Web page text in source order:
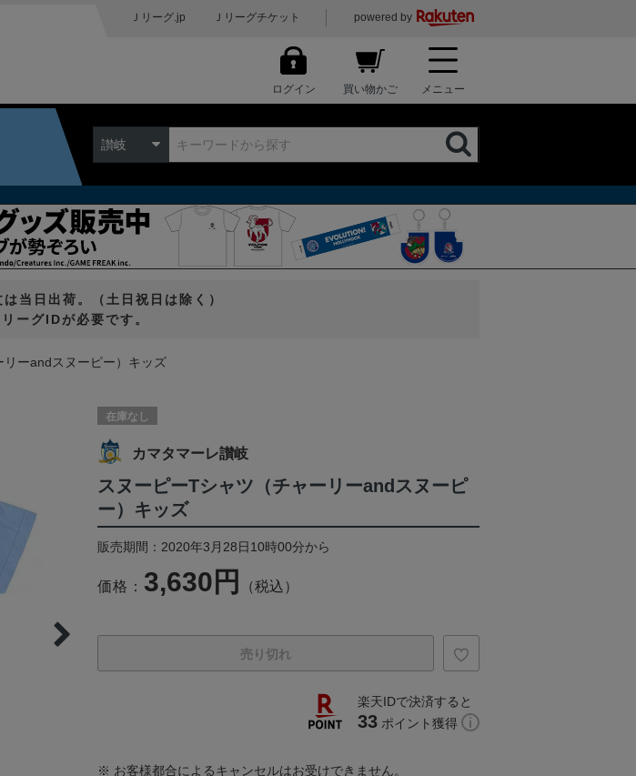
Ｊリーグ.jp Ｊリーグチケット powered by
ログイン 買い物かご メニュー
讃岐
当日出荷。（土日祝日は除く）
ーグIDが必要です。
ーandスヌーピー）キッズ
在庫なし
カマタマーレ讃岐
スヌーピーTシャツ（チャーリーandスヌーピ
ー）キッズ
販売期間：2020年3月28日10時00分から
価格： 3,630円 （税込）
売り切れ
楽天IDで決済すると
33 ポイント獲得
※ お客様都合によるキャンセルはお受けできません。